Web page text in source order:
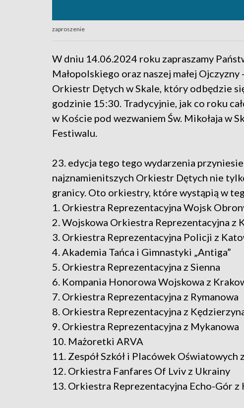
zaproszenie
W dniu 14.06.2024 roku zapraszamy
Małopolskiego oraz naszej małej
Orkiestr Dętych w Skale, który odbędzie
godzinie 15:30. Tradycyjnie, jak co roku
w Koście pod wezwaniem Św. Mikołaja w
Festiwalu.
23. edycja tego tego wydarzenia
najznamienitszych Orkiestr Dętych nie
granicy. Oto orkiestry, które wystąpią w
1. Orkiestra Reprezentacyjna Wojsk
2. Wojskowa Orkiestra Reprezentacyjna z
3. Orkiestra Reprezentacyjna Policji z
4. Akademia Tańca i Gimnastyki „Antiga”
5. Orkiestra Reprezentacyjna z Sienna
6. Kompania Honorowa Wojskowa z
7. Orkiestra Reprezentacyjna z Rymanowa
8. Orkiestra Reprezentacyjna z
9. Orkiestra Reprezentacyjna z Mykanowa
10. Mażoretki ARVA
11. Zespół Szkół i Placówek Oświatowych
12. Orkiestra Fanfares Of Lviv z Ukrainy
13. Orkiestra Reprezentacyjna Echo-Gór z